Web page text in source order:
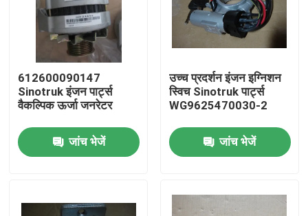
612600090147
Sinotruk इंजन पार्ट्स
वैकल्पिक ऊर्जा जनरेटर
जांच भेजें
उच्च प्रदर्शन इंजन इग्निशन
स्विच Sinotruk पार्ट्स
WG9625470030-2
जांच भेजें